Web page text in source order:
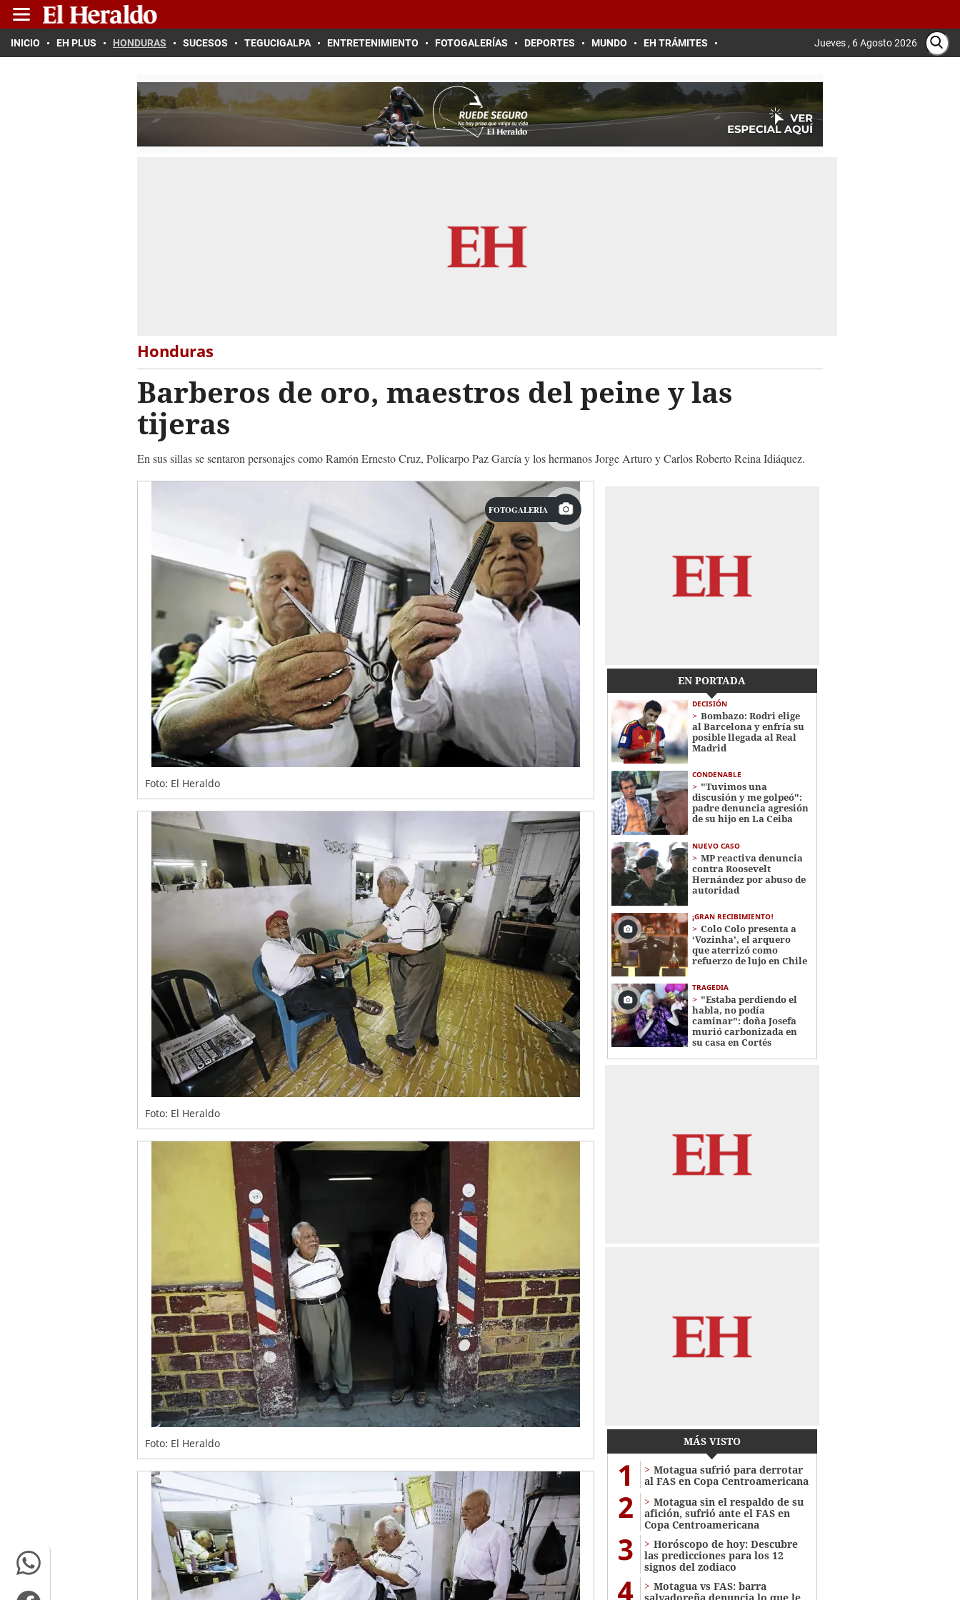
INICIO EH PLUS HONDURAS SUCESOS TEGUCIGALPA ENTRETENIMIENTO FOTOGALERÍAS DEPORTES MUNDO EH TRÁMITES Jueves , 6 Agosto 2026
Honduras
Barberos de oro, maestros del peine y las
tijeras
En sus sillas se sentaron personajes como Ramón Ernesto Cruz, Policarpo Paz García y los hermanos Jorge Arturo y Carlos Roberto Reina Idiáquez.
FOTOGALERÍA
Foto: El Heraldo
Foto: El Heraldo
Foto: El Heraldo
EN PORTADA
DECISIÓN
Bombazo: Rodri elige
al Barcelona y enfría su
posible llegada al Real
Madrid
CONDENABLE
"Tuvimos una
discusión y me golpeó":
padre denuncia agresión
de su hijo en La Ceiba
NUEVO CASO
MP reactiva denuncia
contra Roosevelt
Hernández por abuso de
autoridad
¡GRAN RECIBIMIENTO!
Colo Colo presenta a
‘Vozinha’, el arquero
que aterrizó como
refuerzo de lujo en Chile
TRAGEDIA
"Estaba perdiendo el
habla, no podía
caminar": doña Josefa
murió carbonizada en
su casa en Cortés
MÁS VISTO
1
Motagua sufrió para derrotar
al FAS en Copa Centroamericana
2
Motagua sin el respaldo de su
afición, sufrió ante el FAS en
Copa Centroamericana
3
Horóscopo de hoy: Descubre
las predicciones para los 12
signos del zodiaco
4
Motagua vs FAS: barra